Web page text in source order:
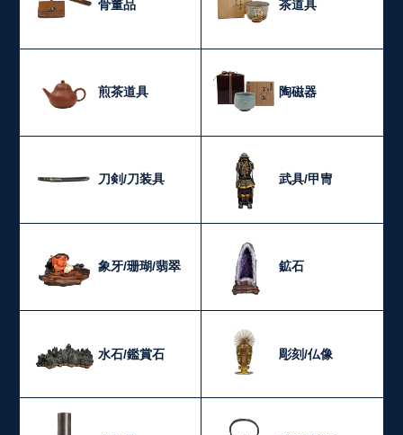
骨董品 茶道具
煎茶道具 陶磁器
刀剣/刀装具 武具/甲冑
象牙/珊瑚/翡翠 鉱石
水石/鑑賞石 彫刻/仏像